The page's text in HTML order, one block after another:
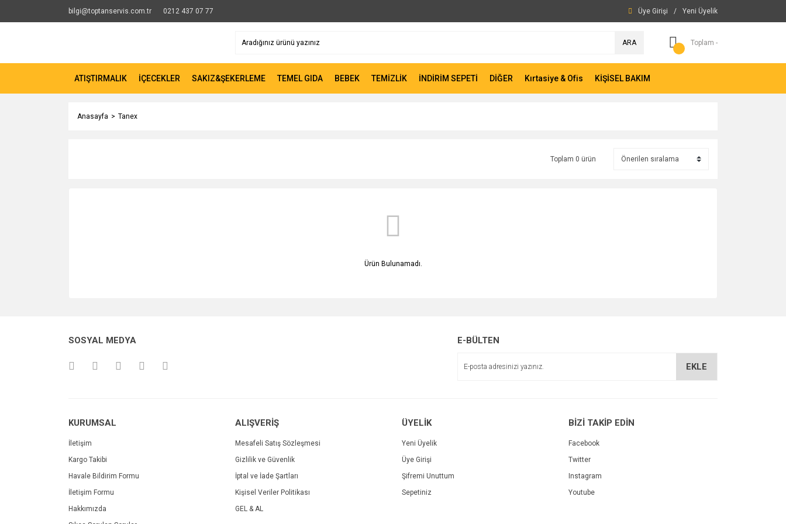
bilgi@toptanservis.com.tr 0212 437 07 77 Üye Girişi / Yeni Üyelik
ARA Toplam -
ATIŞTIRMALIK İÇECEKLER SAKIZ&ŞEKERLEME TEMEL GIDA BEBEK TEMİZLİK İNDİRİM SEPETİ DİĞER Kırtasiye & Ofis KİŞİSEL BAKIM
Anasayfa Tanex
Toplam 0 ürün
Ürün Bulunamadı.
SOSYAL MEDYA E-BÜLTEN
EKLE
KURUMSAL
İletişim
Kargo Takibi
Havale Bildirim Formu
İletişim Formu
Hakkımızda
ALIŞVERİŞ
Mesafeli Satış Sözleşmesi
Gizlilik ve Güvenlik
İptal ve İade Şartları
Kişisel Veriler Politikası
GEL & AL
ÜYELİK
Yeni Üyelik
Üye Girişi
Şifremi Unuttum
Sepetiniz
BİZİ TAKİP EDİN
Facebook
Twitter
Instagram
Youtube